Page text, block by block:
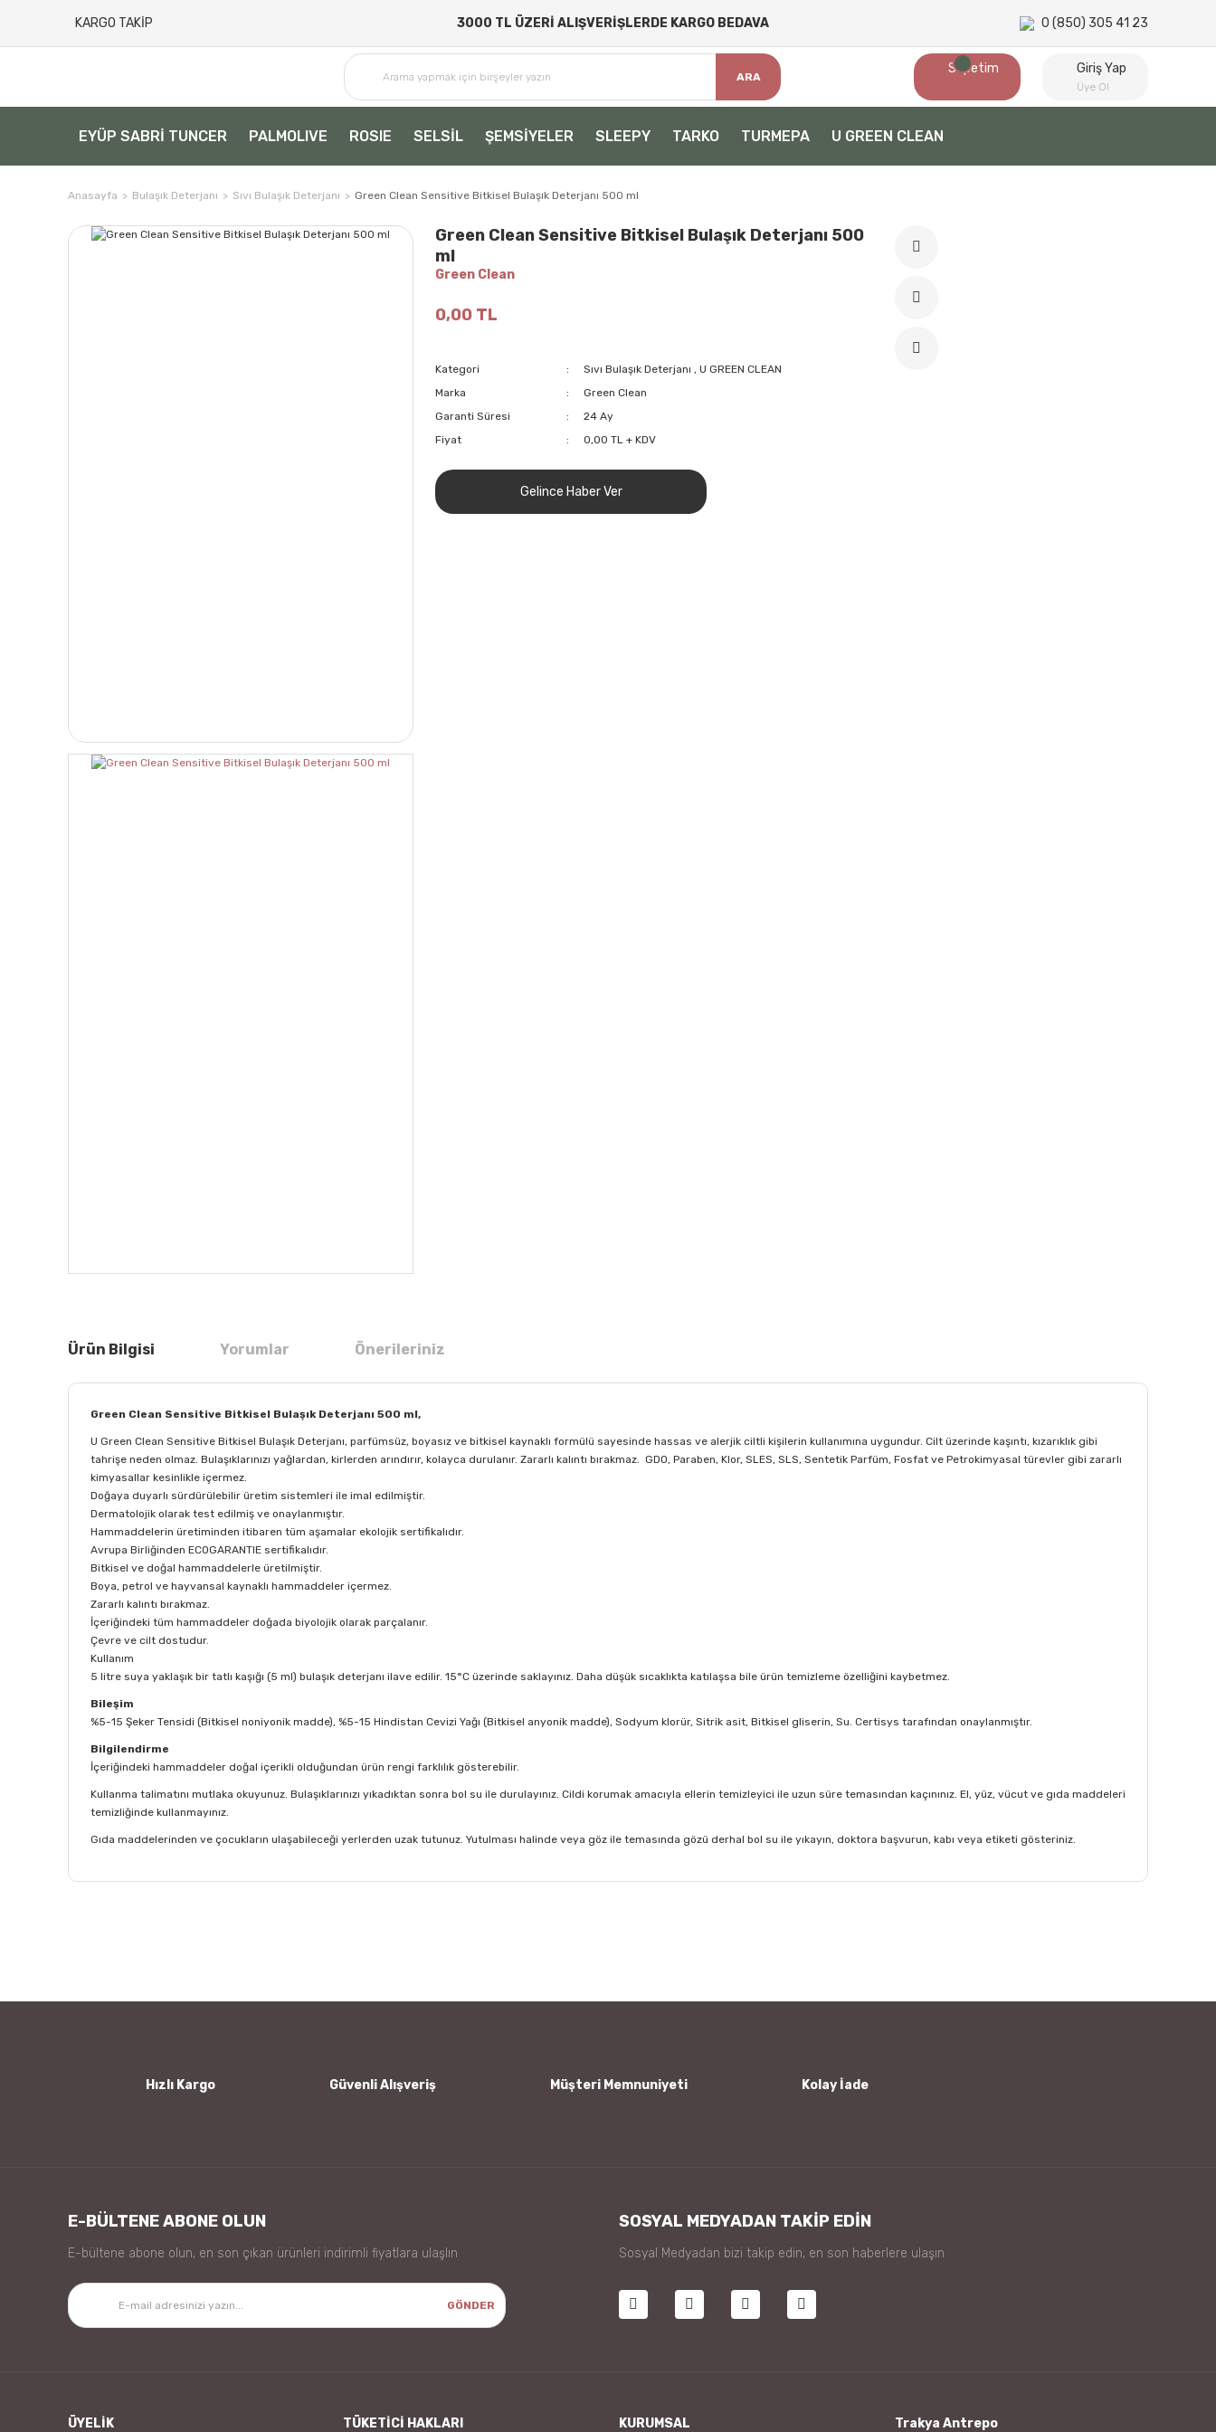
KARGO TAKİP 3000 TL ÜZERİ ALIŞVERİŞLERDE KARGO BEDAVA 0 (850) 305 41 23
ARA
Sepetim Giriş Yap
Üye Ol
EYÜP SABRİ TUNCER PALMOLIVE ROSIE SELSİL ŞEMSİYELER SLEEPY TARKO TURMEPA U GREEN CLEAN
Anasayfa Bulaşık Deterjanı Sıvı Bulaşık Deterjanı Green Clean Sensitive Bitkisel Bulaşık Deterjanı 500 ml
Green Clean Sensitive Bitkisel Bulaşık Deterjanı 500
ml
Green Clean
0,00 TL
Kategori Sıvı Bulaşık Deterjanı ,U GREEN CLEAN
Marka
Green Clean
Garanti Süresi
24 Ay
Fiyat
0,00 TL + KDV
Gelince Haber Ver
Ürün Bilgisi Yorumlar Önerileriniz
Green Clean Sensitive Bitkisel Bulaşık Deterjanı 500 ml,
U Green Clean Sensitive Bitkisel Bulaşık Deterjanı, parfümsüz, boyasız ve bitkisel kaynaklı formülü sayesinde hassas ve alerjik ciltli kişilerin kullanımına uygundur. Cilt üzerinde kaşıntı, kızarıklık gibi
tahrişe neden olmaz. Bulaşıklarınızı yağlardan, kirlerden arındırır, kolayca durulanır. Zararlı kalıntı bırakmaz. GDO, Paraben, Klor, SLES, SLS, Sentetik Parfüm, Fosfat ve Petrokimyasal türevler gibi zararlı
kimyasallar kesinlikle içermez.
Doğaya duyarlı sürdürülebilir üretim sistemleri ile imal edilmiştir.
Dermatolojik olarak test edilmiş ve onaylanmıştır.
Hammaddelerin üretiminden itibaren tüm aşamalar ekolojik sertifikalıdır.
Avrupa Birliğinden ECOGARANTIE sertifikalıdır.
Bitkisel ve doğal hammaddelerle üretilmiştir.
Boya, petrol ve hayvansal kaynaklı hammaddeler içermez.
Zararlı kalıntı bırakmaz.
İçeriğindeki tüm hammaddeler doğada biyolojik olarak parçalanır.
Çevre ve cilt dostudur.
Kullanım
5 litre suya yaklaşık bir tatlı kaşığı (5 ml) bulaşık deterjanı ilave edilir. 15°C üzerinde saklayınız. Daha düşük sıcaklıkta katılaşsa bile ürün temizleme özelliğini kaybetmez.
Bileşim
%5-15 Şeker Tensidi (Bitkisel noniyonik madde), %5-15 Hindistan Cevizi Yağı (Bitkisel anyonik madde), Sodyum klorür, Sitrik asit, Bitkisel gliserin, Su. Certisys tarafından onaylanmıştır.
Bilgilendirme
İçeriğindeki hammaddeler doğal içerikli olduğundan ürün rengi farklılık gösterebilir.
Kullanma talimatını mutlaka okuyunuz. Bulaşıklarınızı yıkadıktan sonra bol su ile durulayınız. Cildi korumak amacıyla ellerin temizleyici ile uzun süre temasından kaçınınız. El, yüz, vücut ve gıda maddeleri
temizliğinde kullanmayınız.
Gıda maddelerinden ve çocukların ulaşabileceği yerlerden uzak tutunuz. Yutulması halinde veya göz ile temasında gözü derhal bol su ile yıkayın, doktora başvurun, kabı veya etiketi gösteriniz.
Hızlı Kargo Güvenli Alışveriş Müşteri Memnuniyeti Kolay İade
E-BÜLTENE ABONE OLUN
E-bültene abone olun, en son çıkan ürünleri indirimli fiyatlara ulaşlın
GÖNDER
SOSYAL MEDYADAN TAKİP EDİN
Sosyal Medyadan bizi takip edin, en son haberlere ulaşın
ÜYELİK TÜKETİCİ HAKLARI KURUMSAL Trakya Antrepo